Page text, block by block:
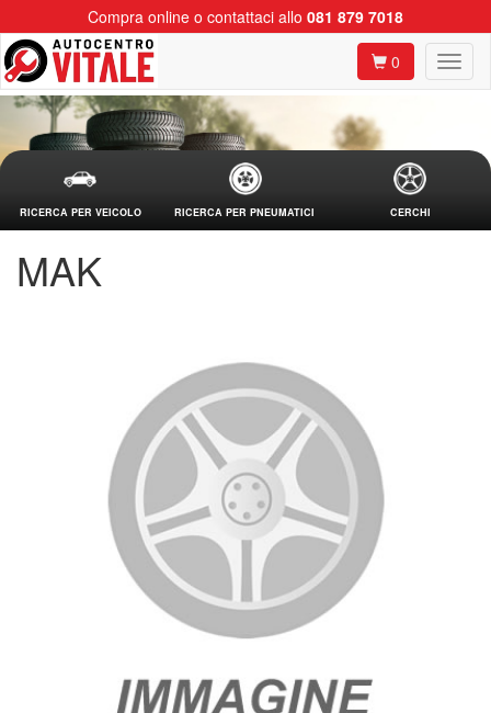
Compra online o contattaci allo 081 879 7018
0
RICERCA PER VEICOLO RICERCA PER PNEUMATICI CERCHI
MAK